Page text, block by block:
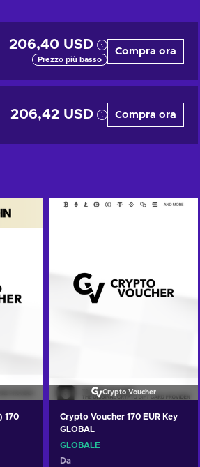
206,40 USD
Prezzo più basso
Compra ora
206,42 USD Compra ora
170
Crypto Voucher
Crypto Voucher 170 EUR Key
GLOBAL
GLOBALE
Da